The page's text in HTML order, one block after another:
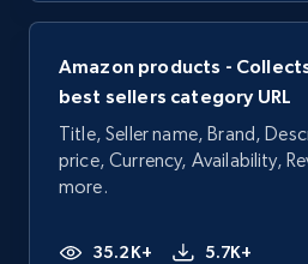
Amazon products -
best sellers category URL
Title, Seller name, Brand,
price, Currency, Availability,
more.
35.2K+ 5.7K+